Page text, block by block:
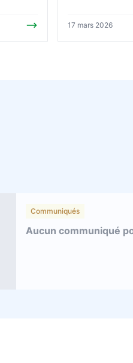
17 mars 2026
Communiqués
Aucun communiqué